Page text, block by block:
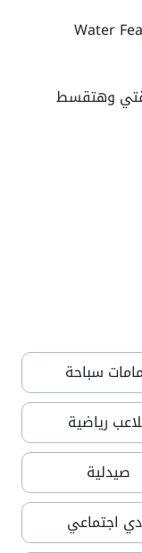
وهتقسط
سباحة
رياضية
صيدلية
اجتماعي